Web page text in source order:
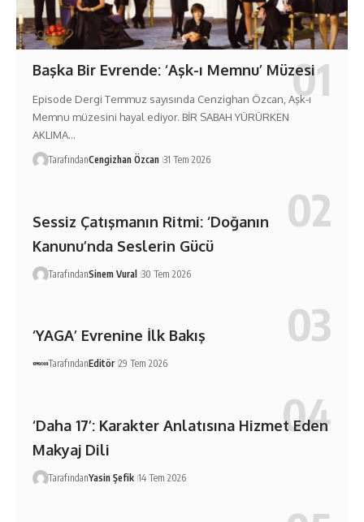
Başka Bir Evrende: ‘Aşk-ı Memnu’ Müzesi
Episode Dergi Temmuz sayısında Cenzighan Özcan, Aşk-ı
Memnu müzesini hayal ediyor. BİR SABAH YÜRÜRKEN
AKLIMA…
TarafındanCengizhan Özcan 31 Tem 2026
Sessiz Çatışmanın Ritmi: ‘Doğanın
Kanunu’nda Seslerin Gücü
TarafındanSinem Vural 30 Tem 2026
‘YAGA’ Evrenine İlk Bakış
TarafındanEditör 29 Tem 2026
‘Daha 17’: Karakter Anlatısına Hizmet Eden
Makyaj Dili
TarafındanYasin Şefik 14 Tem 2026